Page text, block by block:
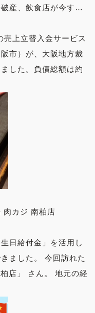
破産、飲食店が今す…
上立替入金サービス
市）が、大阪地方裁
した。負債総額は約
肉カジ 南柏店
日給付金」を活用し
ました。 今回訪れた
店」 さん。 地元の経